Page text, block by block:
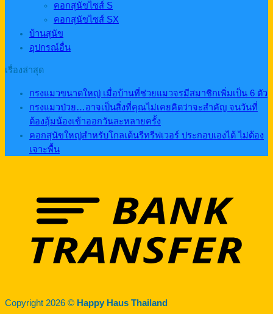
คอกสุนัขไซส์ S
คอกสุนัขไซส์ SX
บ้านสุนัข
อุปกรณ์อื่น
เรื่องล่าสุด
กรงแมวขนาดใหญ่ เมื่อบ้านที่ช่วยแมวจรมีสมาชิกเพิ่มเป็น 6 ตัว
กรงแมวป่วย…อาจเป็นสิ่งที่คุณไม่เคยคิดว่าจะสำคัญ จนวันที่
ต้องอุ้มน้องเข้าออกวันละหลายครั้ง
คอกสุนัขใหญ่สำหรับโกลเด้นรีทรีฟเวอร์ ประกอบเองได้ ไม่ต้อง
เจาะพื้น
Copyright 2026 © Happy Haus Thailand